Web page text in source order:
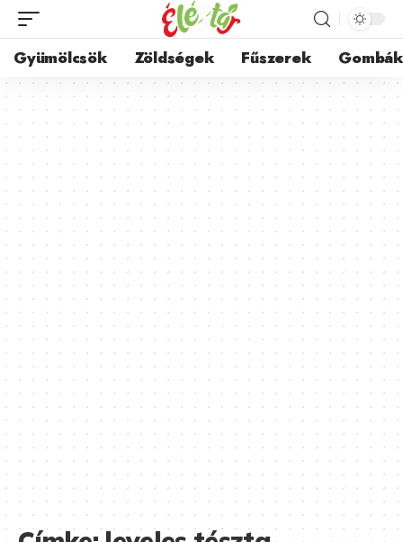
Gyümölcsök Zöldségek Fűszerek Gombák